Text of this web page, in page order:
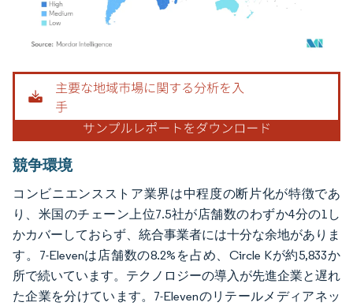
画像 © Mordor Intelligence。再利用にはCC BY 4.0の表示が必要です。
競争環境
コンビニエンスストア業界は中程度の断片化が特徴であ
り、米国のチェーン上位7.5社が店舗数のわずか4分の1し
かカバーしておらず、統合事業者には十分な余地がありま
す。7-Elevenは店舗数の8.2%を占め、Circle Kが約5,833か
所で続いています。テクノロジーの導入が先進企業と遅れ
た企業を分けています。7-Elevenのリテールメディアネッ